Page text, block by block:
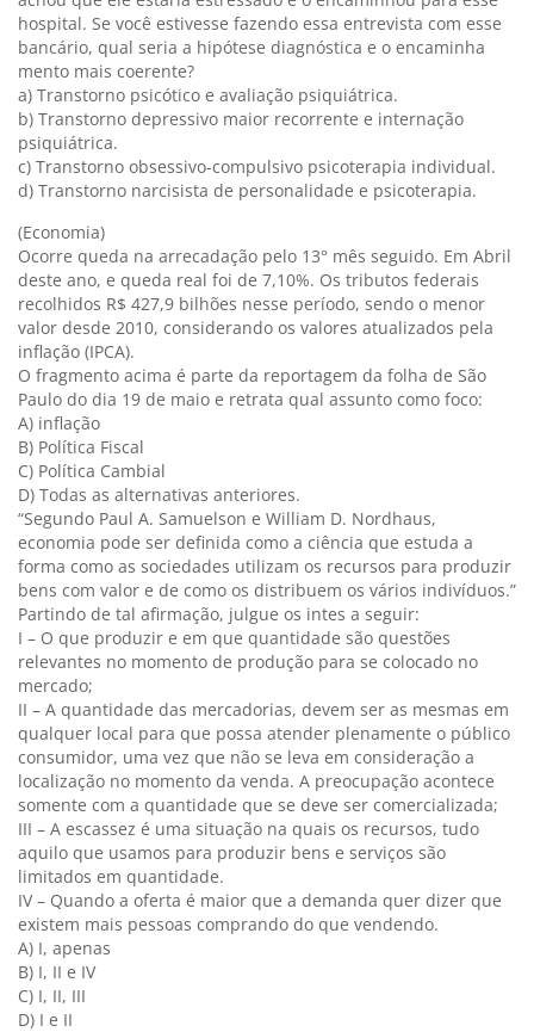
hospital. Se você estivesse fazendo essa entrevista com esse
bancário, qual seria a hipótese diagnóstica e o encaminha
mento mais coerente?
a) Transtorno psicótico e avaliação psiquiátrica.
b) Transtorno depressivo maior recorrente e internação
psiquiátrica.
c) Transtorno obsessivo-compulsivo psicoterapia individual.
d) Transtorno narcisista de personalidade e psicoterapia.
(Economia)
Ocorre queda na arrecadação pelo 13° mês seguido. Em Abril
deste ano, e queda real foi de 7,10%. Os tributos federais
recolhidos R$ 427,9 bilhões nesse período, sendo o menor
valor desde 2010, considerando os valores atualizados pela
inflação (IPCA).
O fragmento acima é parte da reportagem da folha de São
Paulo do dia 19 de maio e retrata qual assunto como foco:
A) inflação
B) Política Fiscal
C) Política Cambial
D) Todas as alternativas anteriores.
“Segundo Paul A. Samuelson e William D. Nordhaus,
economia pode ser definida como a ciência que estuda a
forma como as sociedades utilizam os recursos para produzir
bens com valor e de como os distribuem os vários indivíduos.”
Partindo de tal afirmação, julgue os intes a seguir:
I – O que produzir e em que quantidade são questões
relevantes no momento de produção para se colocado no
mercado;
II – A quantidade das mercadorias, devem ser as mesmas em
qualquer local para que possa atender plenamente o público
consumidor, uma vez que não se leva em consideração a
localização no momento da venda. A preocupação acontece
somente com a quantidade que se deve ser comercializada;
III – A escassez é uma situação na quais os recursos, tudo
aquilo que usamos para produzir bens e serviços são
limitados em quantidade.
IV – Quando a oferta é maior que a demanda quer dizer que
existem mais pessoas comprando do que vendendo.
A) I, apenas
B) I, II e IV
C) I, II, III
D) I e II